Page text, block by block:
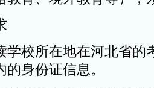
学校所在地在河北省
身份证信息。